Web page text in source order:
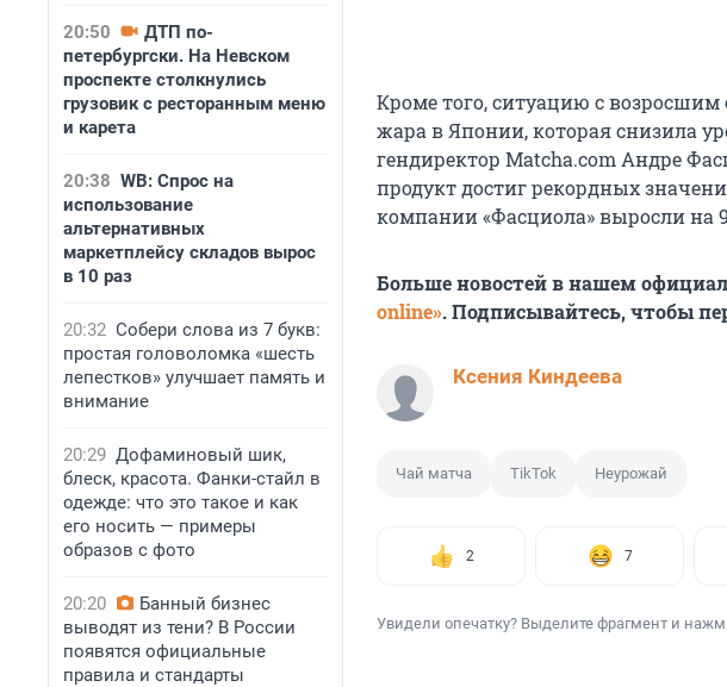
20:50
ДТП по-
петербургски. На Невском
проспекте столкнулись
грузовик с ресторанным меню
и карета
20:38 WB: Спрос на
использование
альтернативных
маркетплейсу складов вырос
в 10 раз
20:32 Собери слова из 7 букв:
простая головоломка «шесть
лепестков» улучшает память и
внимание
20:29 Дофаминовый шик,
блеск, красота. Фанки-стайл в
одежде: что это такое и как
его носить — примеры
образов с фото
20:20
Банный бизнес
выводят из тени? В России
появятся официальные
правила и стандарты
Кроме того, ситуацию с
жара в Японии, которая снизила
гендиректор Matcha.com Андре
продукт достиг рекордных
компании «Фасциола» выросли на
Больше новостей в нашем
online». Подписывайтесь, чтобы
Ксения Киндеева
Чай матча TikTok Неурожай
2 7
Увидели опечатку? Выделите фрагмент и